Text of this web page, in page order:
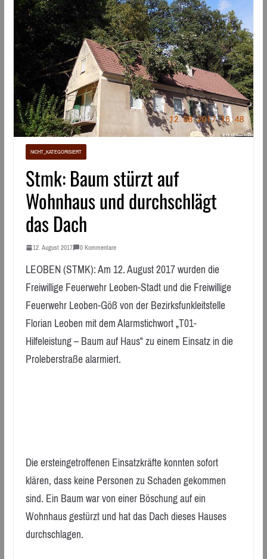
NICHT_KATEGORISIERT
Stmk: Baum stürzt auf
Wohnhaus und durchschlägt
das Dach
12. August 2017 0 Kommentare
LEOBEN (STMK): Am 12. August 2017 wurden die
Freiwillige Feuerwehr Leoben-Stadt und die Freiwillige
Feuerwehr Leoben-Göß von der Bezirksfunkleitstelle
Florian Leoben mit dem Alarmstichwort „T01-
Hilfeleistung – Baum auf Haus“ zu einem Einsatz in die
Proleberstraße alarmiert.
Die ersteingetroffenen Einsatzkräfte konnten sofort
klären, dass keine Personen zu Schaden gekommen
sind. Ein Baum war von einer Böschung auf ein
Wohnhaus gestürzt und hat das Dach dieses Hauses
durchschlagen.